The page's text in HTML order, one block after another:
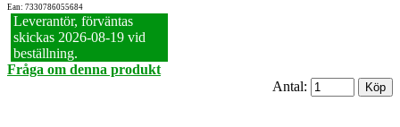
Ean: 7330786055684
Leverantör, förväntas
skickas 2026‑08‑19 vid
beställning.
Fråga om denna produkt
Antal: